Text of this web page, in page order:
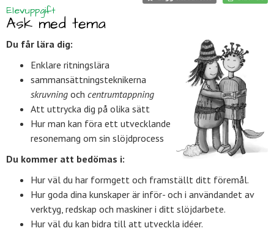
Elevuppgift
Ask med tema
Du får lära dig:
Enklare ritningslära
sammansättningsteknikerna
skruvning och centrumtappning
Att uttrycka dig på olika sätt
Hur man kan föra ett utvecklande
resonemang om sin slöjdprocess
Du kommer att bedömas i:
Hur väl du har formgett och framställt ditt föremål.
Hur goda dina kunskaper är inför- och i användandet av
verktyg, redskap och maskiner i ditt slöjdarbete.
Hur väl du kan bidra till att utveckla idéer.